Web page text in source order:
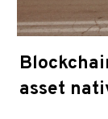
asset